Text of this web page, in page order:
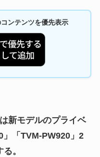
ンテンツを優先表示
新モデルのプライベ
」「TVM-PW920」2
。